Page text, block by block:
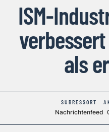
ISM-
als
SUBRESSORT
Nachrichtenfeed